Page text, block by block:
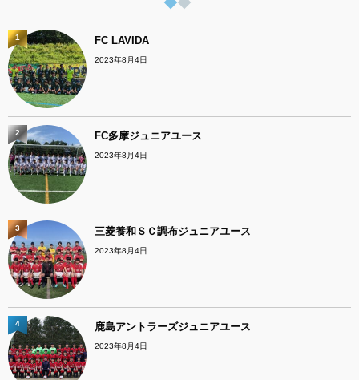
FC LAVIDA
2023年8月4日
1
FC多摩ジュニアユース
2023年8月4日
2
三菱養和ＳＣ調布ジュニアユース
2023年8月4日
3
鹿島アントラーズジュニアユース
2023年8月4日
4